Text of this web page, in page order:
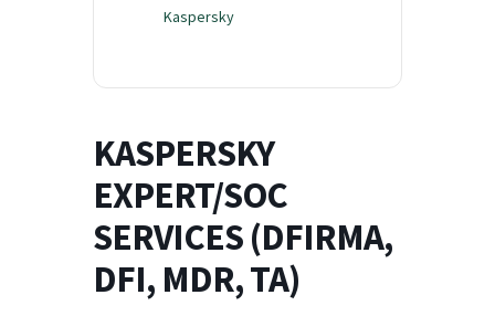
Kaspersky
KASPERSKY
EXPERT/SOC
SERVICES (DFIRMA,
DFI, MDR, TA)